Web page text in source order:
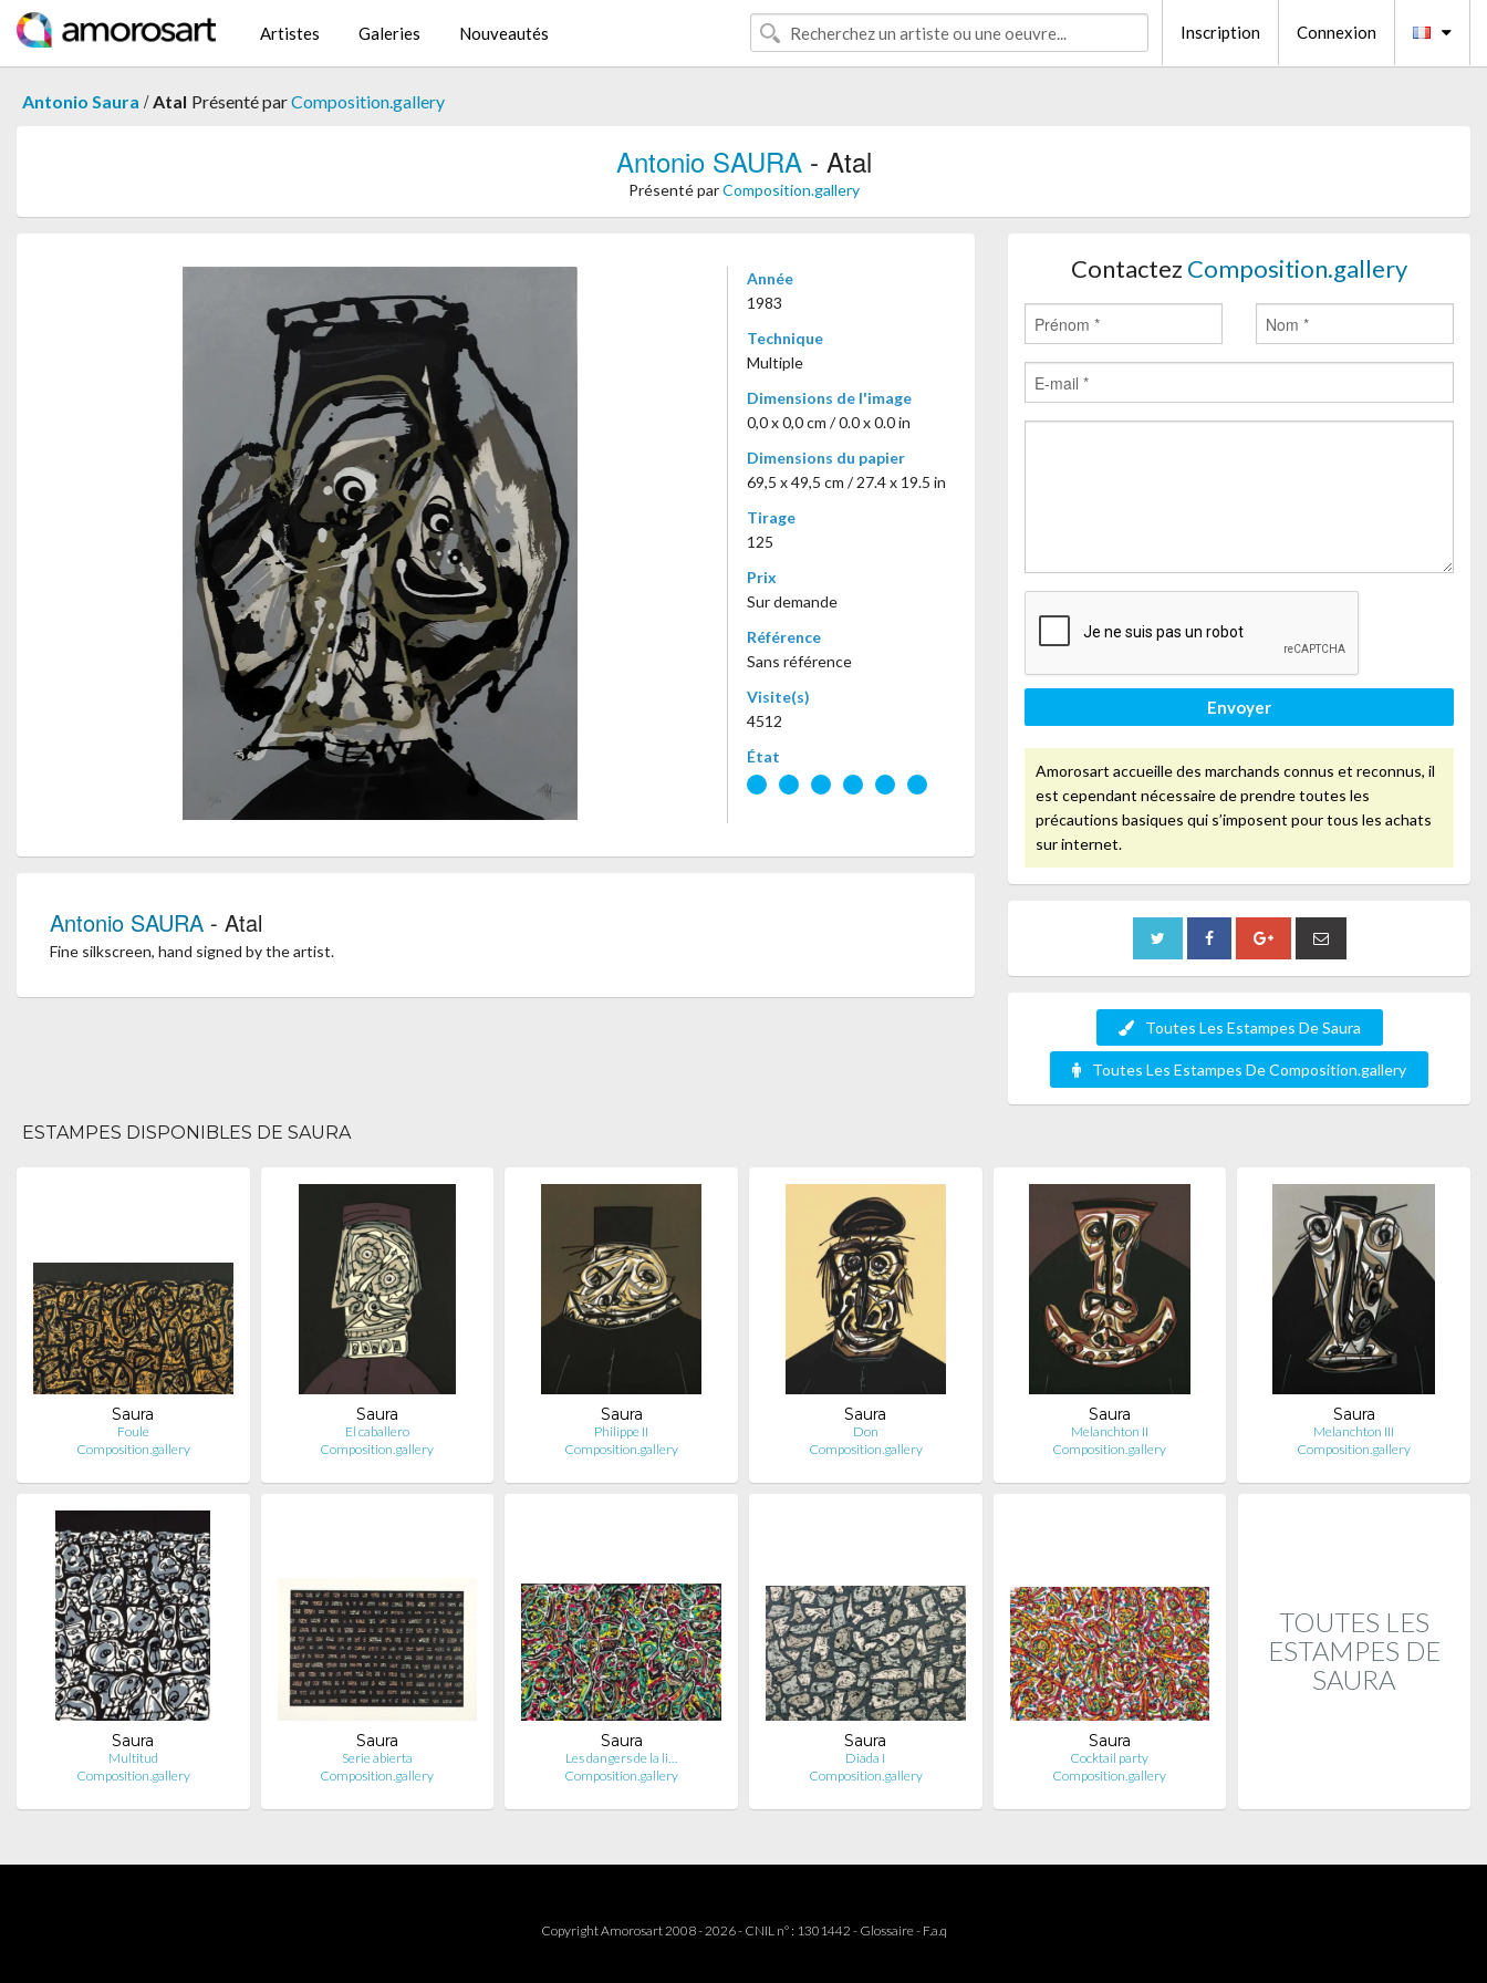
Artistes Galeries Nouveautés Inscription Connexion
Antonio Saura /Atal Présenté parComposition.gallery
Antonio SAURA- Atal
Présenté parComposition.gallery
Année
1983
Technique
Multiple
Dimensions de l'image
0,0 x 0,0 cm / 0.0 x 0.0 in
Dimensions du papier
69,5 x 49,5 cm / 27.4 x 19.5 in
Tirage
125
Prix
Sur demande
Référence
Sans référence
Visite(s)
4512
État
Antonio SAURA - Atal
Fine silkscreen, hand signed by the artist.
Contactez Composition.gallery
Envoyer
Amorosart accueille des marchands connus et reconnus, il
est cependant nécessaire de prendre toutes les
précautions basiques qui s’imposent pour tous les achats
sur internet.
Toutes Les Estampes De Saura
Toutes Les Estampes De Composition.gallery
ESTAMPES DISPONIBLES DE SAURA
Saura
Foule
Composition.gallery
Saura
El caballero
Composition.gallery
Saura
Philippe II
Composition.gallery
Saura
Don
Composition.gallery
Saura
Melanchton II
Composition.gallery
Saura
Melanchton III
Composition.gallery
Saura
Multitud
Composition.gallery
Saura
Serie abierta
Composition.gallery
Saura
Les dangers de la li…
Composition.gallery
Saura
Diada I
Composition.gallery
Saura
Cocktail party
Composition.gallery
TOUTES LES
ESTAMPES DE
SAURA
Copyright Amorosart 2008 - 2026 - CNIL n° : 1301442 - Glossaire- F.a.q